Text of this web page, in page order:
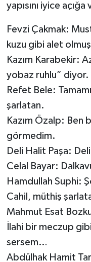
yapısını iyice
Fevzi Çakmak:
kuzu gibi alet
Kazım Karabekir:
yobaz ruhlu” diyor.
Refet Bele:
şarlatan.
Kazım Özalp: Ben
görmedim.
Deli Halit Paşa:
Celal Bayar:
Hamdullah Suphi:
Cahil, müthiş
Mahmut Esat
İlahi bir meczup
sersem…
Abdülhak Hamit